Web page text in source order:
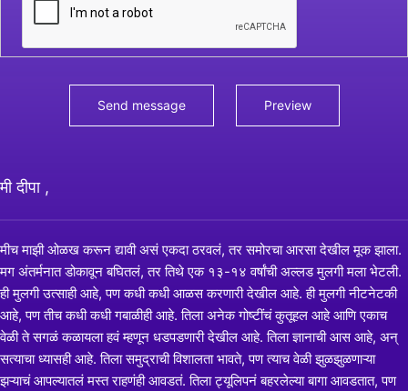
मी दीपा ,
मीच माझी ओळख करून द्यावी असं एकदा ठरवलं, तर समोरचा आरसा देखील मूक झाला.
मग अंतर्मनात डोकावून बघितलं, तर तिथे एक १३-१४ वर्षांची अल्लड मुलगी मला भेटली.
ही मुलगी उत्साही आहे, पण कधी कधी आळस करणारी देखील आहे. ही मुलगी नीटनेटकी
आहे, पण तीच कधी कधी गबाळीही आहे. तिला अनेक गोष्टींचं कुतूहल आहे आणि एकाच
वेळी ते सगळं कळायला हवं म्हणून धडपडणारी देखील आहे. तिला ज्ञानाची आस आहे, अन्
सत्याचा ध्यासही आहे. तिला समुद्राची विशालता भावते, पण त्याच वेळी झुळझुळणाऱ्या
झऱ्याचं आपल्यातलं मस्त राहणंही आवडतं. तिला ट्यूलिपनं बहरलेल्या बागा आवडतात, पण